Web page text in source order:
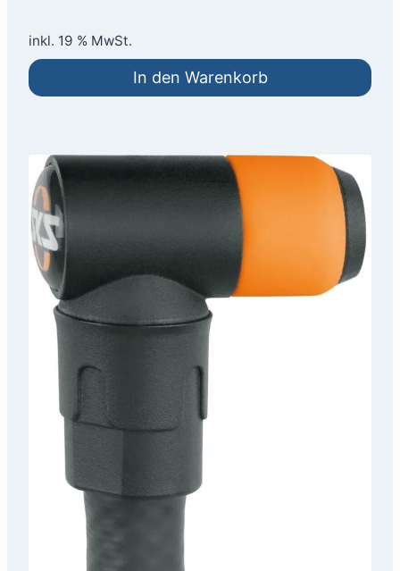
inkl. 19 % MwSt.
In den Warenkorb